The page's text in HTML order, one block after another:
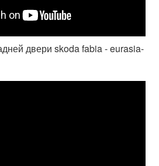
двери skoda fabia - eurasia-